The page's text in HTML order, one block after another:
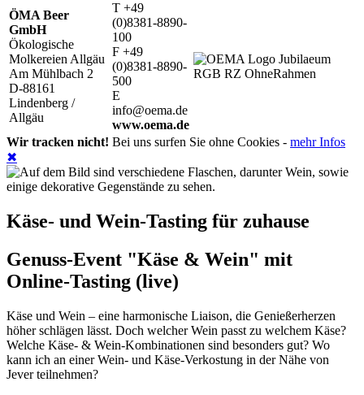
ÖMA Beer
GmbH
Ökologische
Molkereien Allgäu
Am Mühlbach 2
D-88161
Lindenberg /
Allgäu
T +49
(0)8381-8890-
100
F +49
(0)8381-8890-
500
E
info@oema.de
www.oema.de
Wir tracken nicht! Bei uns surfen Sie ohne Cookies - mehr Infos
✖
Käse- und Wein-Tasting für zuhause
Genuss-Event "Käse & Wein" mit
Online-Tasting (live)
Käse und Wein – eine harmonische Liaison, die Genießerherzen
höher schlägen lässt. Doch welcher Wein passt zu welchem Käse?
Welche Käse- & Wein-Kombinationen sind besonders gut? Wo
kann ich an einer Wein- und Käse-Verkostung in der Nähe von
Jever teilnehmen?